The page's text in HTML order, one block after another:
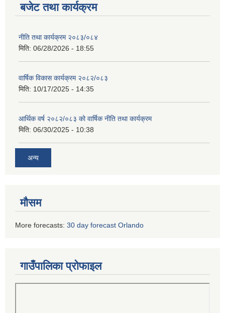
बजेट तथा कार्यक्रम
नीति तथा कार्यक्रम २०८३/०८४
मिति: 06/28/2026 - 18:55
वार्षिक विकास कार्यक्रम २०८२/०८३
मिति: 10/17/2025 - 14:35
आर्थिक वर्ष २०८२/०८३ को वार्षिक नीति तथा कार्यक्रम
मिति: 06/30/2025 - 10:38
अन्य
मौसम
More forecasts: 30 day forecast Orlando
गाउँपालिका प्रोफाइल